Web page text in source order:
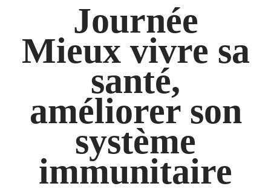
Journée
Mieux vivre sa
santé,
améliorer son
système
immunitaire